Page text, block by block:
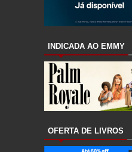
INDICADA AO EMMY
OFERTA DE LIVROS